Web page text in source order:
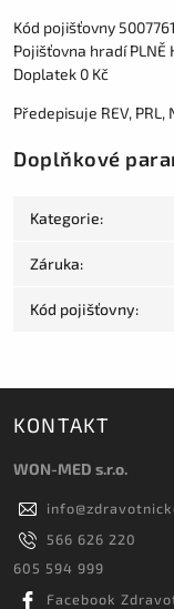
Kód pojišťovny 5007761
Pojišťovna hradí PLNĚ
Doplatek 0 Kč
Předepisuje REV, PRL,
Doplňkové
Kategorie:
Záruka:
Kód pojišťovny:
KONTAKT
WON-MED s.r.o.
info@
566 626 220
605 594 999
Facebook